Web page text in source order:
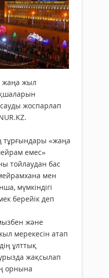
жаңа жыл
жоспарлап
«жаңа
емес»
тойлаудан бас
мен
мүмкіндігі
берейік деп
және
мерекесін атап
ұлттық
жақсылап
орнына